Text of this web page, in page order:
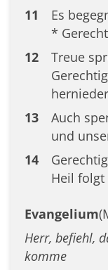
11
Es
*
12
Treue
13
Auch
und
14
Heil folgt
Evangelium
Herr, befiehl,
komme